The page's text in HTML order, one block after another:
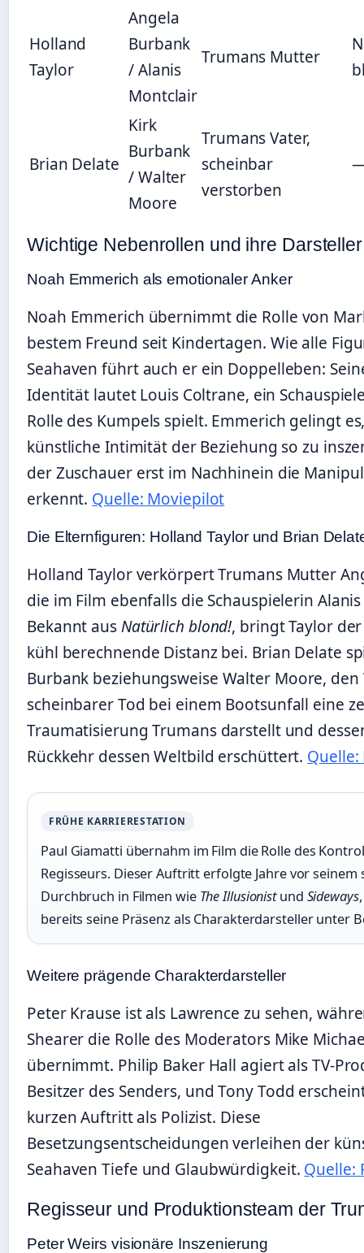
Holland
Taylor
Angela
Burbank
/ Alanis
Montclair
Trumans Mutter
Brian Delate
Kirk
Burbank
/ Walter
Moore
Trumans Vater,
scheinbar
verstorben
Wichtige Nebenrollen und ihre Darsteller
Noah Emmerich als emotionaler Anker
Noah Emmerich übernimmt die Rolle von
bestem Freund seit Kindertagen. Wie alle
Seahaven führt auch er ein Doppelleben:
Identität lautet Louis Coltrane, ein
Rolle des Kumpels spielt. Emmerich gelingt
künstliche Intimität der Beziehung so zu
der Zuschauer erst im Nachhinein die
erkennt. Quelle: Moviepilot
Die Elternfiguren: Holland Taylor und Brian
Holland Taylor verkörpert Trumans Mutter
die im Film ebenfalls die Schauspielerin
Bekannt ausNatürlich blond!, bringt Taylor
kühl berechnende Distanz bei. Brian Delate
Burbank beziehungsweise Walter Moore, den
scheinbarer Tod bei einem Bootsunfall eine
Traumatisierung Trumans darstellt und
Rückkehr dessen Weltbild erschüttert.
FRÜHE KARRIERESTATION
Paul Giamatti übernahm im Film die Rolle des
Regisseurs. Dieser Auftritt erfolgte Jahre vor seinem
Durchbruch in Filmen wie The Illusionistund Sideways
bereits seine Präsenz als Charakterdarsteller unter
Weitere prägende Charakterdarsteller
Peter Krause ist als Lawrence zu sehen,
Shearer die Rolle des Moderators Mike
übernimmt. Philip Baker Hall agiert als TV-
Besitzer des Senders, und Tony Todd
kurzen Auftritt als Polizist. Diese
Besetzungsentscheidungen verleihen der
Seahaven Tiefe und Glaubwürdigkeit. Quelle:
Regisseur und Produktionsteam der
Peter Weirs visionäre Inszenierung